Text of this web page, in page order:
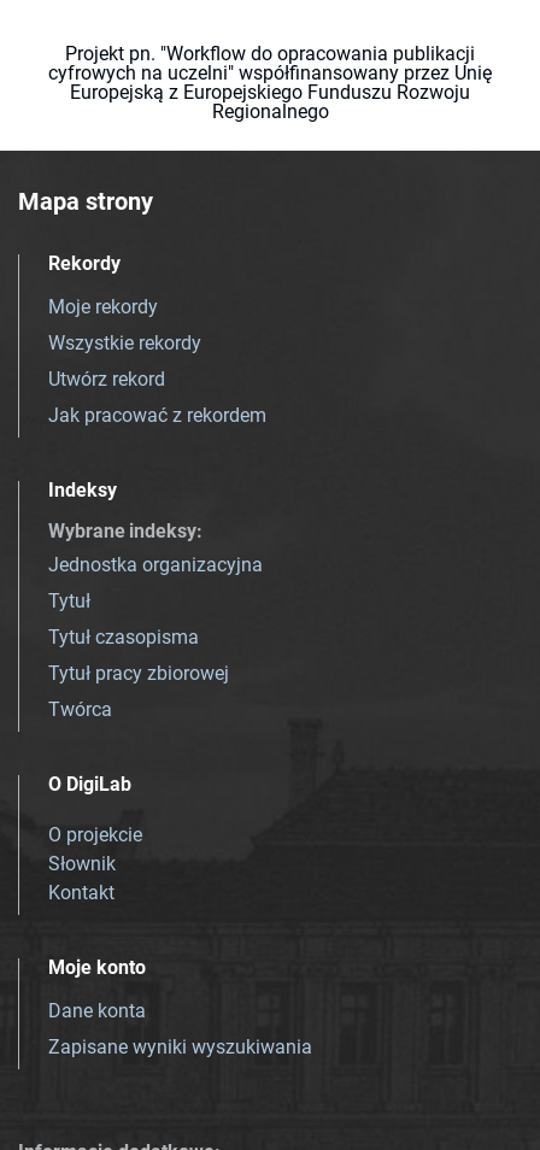
Projekt pn. "Workflow do opracowania publikacji
cyfrowych na uczelni" współfinansowany przez Unię
Europejską z Europejskiego Funduszu Rozwoju
Regionalnego
Mapa strony
Rekordy
Moje rekordy
Wszystkie rekordy
Utwórz rekord
Jak pracować z rekordem
Indeksy
Wybrane indeksy:
Jednostka organizacyjna
Tytuł
Tytuł czasopisma
Tytuł pracy zbiorowej
Twórca
O DigiLab
O projekcie
Słownik
Kontakt
Moje konto
Dane konta
Zapisane wyniki wyszukiwania